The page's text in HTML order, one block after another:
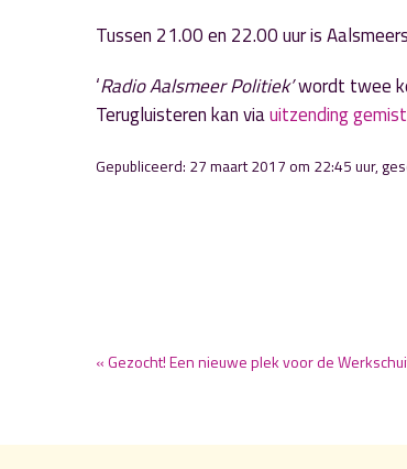
Tussen 21.00 en 22.00 uur is
‘Radio Aalsmeer Politiek’wordt twee
Terugluisteren kan viauitzending gemist
Gepubliceerd: 27 maart 2017 om 22:45 uur,
« Gezocht! Een nieuwe plek voor de